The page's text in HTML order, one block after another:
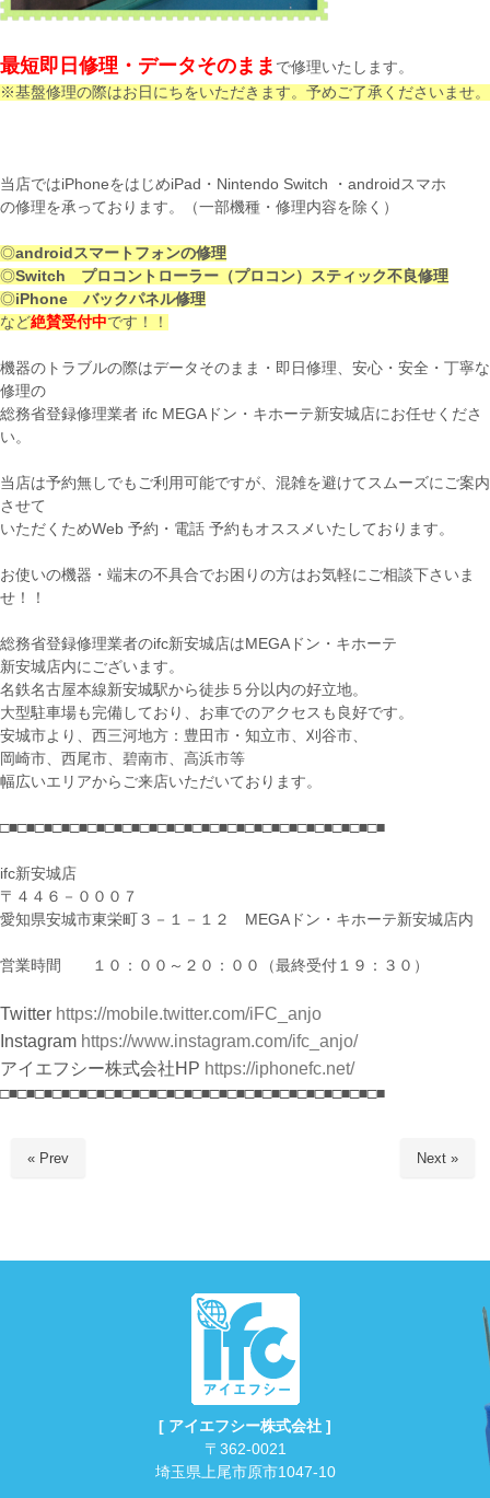
最短即日修理・データそのまま で修理いたします。
※基盤修理の際はお日にちをいただきます。予めご了承くださいませ。
当店ではiPhoneをはじめiPad・Nintendo Switch ・androidスマホ
の修理を承っております。（一部機種・修理内容を除く）
◎androidスマートフォンの修理
◎Switch プロコントローラー（プロコン）スティック不良修理
◎iPhone バックパネル修理
など絶賛受付中です！！
機器のトラブルの際はデータそのまま・即日修理、安心・安全・丁寧な
修理の
総務省登録修理業者 ifc MEGAドン・キホーテ新安城店にお任せくださ
い。
当店は予約無しでもご利用可能ですが、混雑を避けてスムーズにご案内
させて
いただくためWeb 予約・電話 予約もオススメいたしております。
お使いの機器・端末の不具合でお困りの方はお気軽にご相談下さいま
せ！！
総務省登録修理業者のifc新安城店はMEGAドン・キホーテ
新安城店内にございます。
名鉄名古屋本線新安城駅から徒歩５分以内の好立地。
大型駐車場も完備しており、お車でのアクセスも良好です。
安城市より、西三河地方：豊田市・知立市、刈谷市、
岡崎市、西尾市、碧南市、高浜市等
幅広いエリアからご来店いただいております。
□■□■□■□■□■□■□■□■□■□■□■□■□■□■□■□■□■□■□■□■□■□■
ifc新安城店
〒４４６－０００７
愛知県安城市東栄町３－１－１２ MEGAドン・キホーテ新安城店内
営業時間 １０：００～２０：００（最終受付１９：３０）
Twitter https://mobile.twitter.com/iFC_anjo
Instagram https://www.instagram.com/ifc_anjo/
アイエフシー株式会社HP https://iphonefc.net/
□■□■□■□■□■□■□■□■□■□■□■□■□■□■□■□■□■□■□■□■□■□■
« Prev Next »
[ アイエフシー株式会社 ]
〒362-0021
埼玉県上尾市原市1047-10